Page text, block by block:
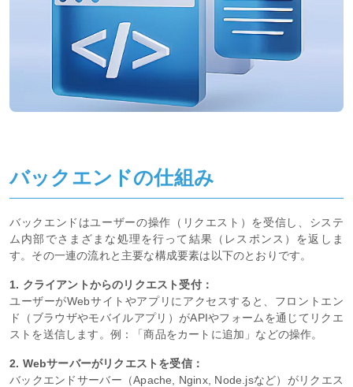
バックエンドの仕組み
バックエンドはユーザーの操作（リクエスト）を受信し、システ
ム内部でさまざまな処理を行って結果（レスポンス）を返しま
す。その一連の流れと主要な構成要素は以下のとおりです。
1. クライアントからのリクエスト受付：
ユーザーがWebサイトやアプリにアクセスすると、フロントエン
ド（ブラウザやモバイルアプリ）がAPIやフォームを通じてリクエ
ストを送信します。例：「商品をカートに追加」などの操作。
2. Webサーバーがリクエストを受信：
バックエンドサーバー（Apache, Nginx, Node.jsなど）がリクエス